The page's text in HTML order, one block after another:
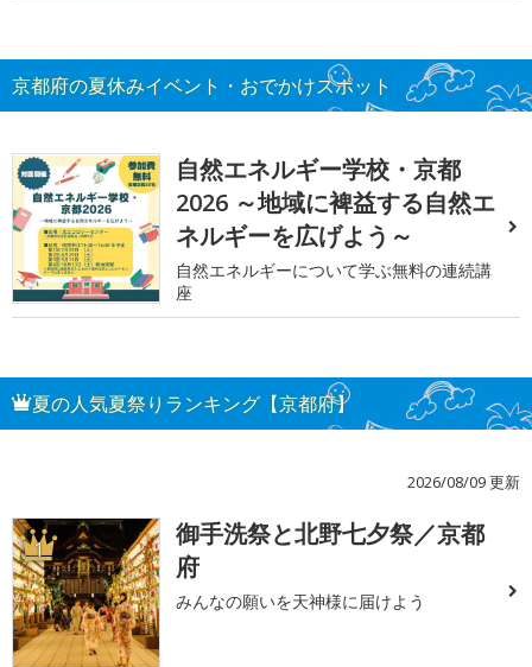
京都府の夏休みイベント・おでかけスポット
自然エネルギー学校・京都
2026 ～地域に裨益する自然エ
ネルギーを広げよう～
自然エネルギーについて学ぶ無料の連続講
座
夏の人気夏祭りランキング【京都府】
2026/08/09 更新
1
御手洗祭と北野七夕祭／京都
府
みんなの願いを天神様に届けよう